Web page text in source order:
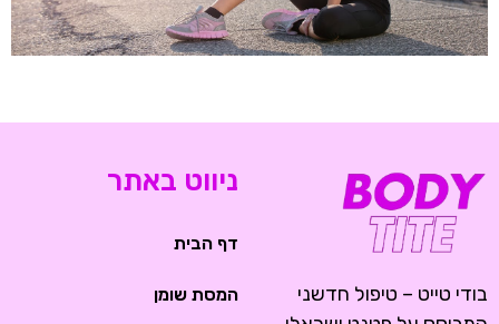
בודי טייט – טיפול חדשני
ניווט באתר
דף הבית
המסת שומן